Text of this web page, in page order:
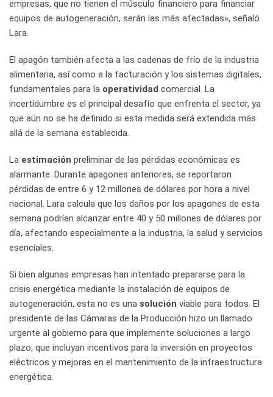
empresas, que no tienen el músculo financiero para financiar
equipos de autogeneración, serán las más afectadas», señaló
Lara.
El apagón también afecta a las cadenas de frío de la industria
alimentaria, así como a la facturación y los sistemas digitales,
fundamentales para la operatividad comercial. La
incertidumbre es el principal desafío que enfrenta el sector, ya
que aún no se ha definido si esta medida será extendida más
allá de la semana establecida.
La estimación preliminar de las pérdidas económicas es
alarmante. Durante apagones anteriores, se reportaron
pérdidas de entre 6 y 12 millones de dólares por hora a nivel
nacional. Lara calcula que los daños por los apagones de esta
semana podrían alcanzar entre 40 y 50 millones de dólares por
día, afectando especialmente a la industria, la salud y servicios
esenciales.
Si bien algunas empresas han intentado prepararse para la
crisis energética mediante la instalación de equipos de
autogeneración, esta no es una solución viable para todos. El
presidente de las Cámaras de la Producción hizo un llamado
urgente al gobierno para que implemente soluciones a largo
plazo, que incluyan incentivos para la inversión en proyectos
eléctricos y mejoras en el mantenimiento de la infraestructura
energética.